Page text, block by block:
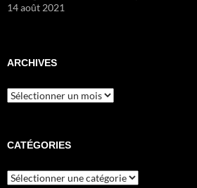
14 août 2021
ARCHIVES
Archives
CATÉGORIES
Catégories